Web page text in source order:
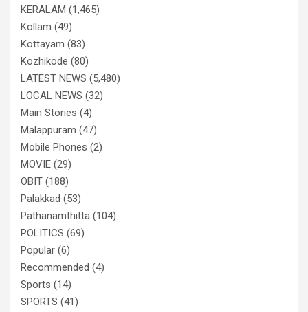
KERALAM (1,465)
Kollam (49)
Kottayam (83)
Kozhikode (80)
LATEST NEWS (5,480)
LOCAL NEWS (32)
Main Stories (4)
Malappuram (47)
Mobile Phones (2)
MOVIE (29)
OBIT (188)
Palakkad (53)
Pathanamthitta (104)
POLITICS (69)
Popular (6)
Recommended (4)
Sports (14)
SPORTS (41)